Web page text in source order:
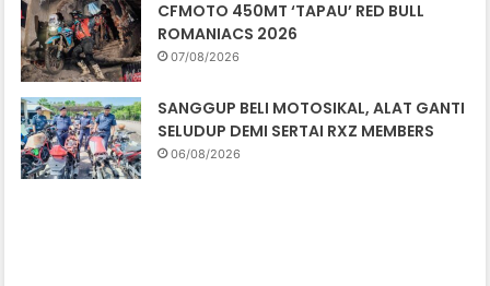
CFMOTO 450MT ‘TAPAU’ RED BULL
ROMANIACS 2026
07/08/2026
SANGGUP BELI MOTOSIKAL, ALAT GANTI
SELUDUP DEMI SERTAI RXZ MEMBERS
06/08/2026